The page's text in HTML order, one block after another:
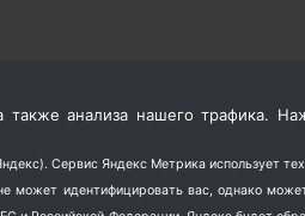
анализа нашего трафика.
Сервис Яндекс Метрика использует
может идентифицировать вас, однако